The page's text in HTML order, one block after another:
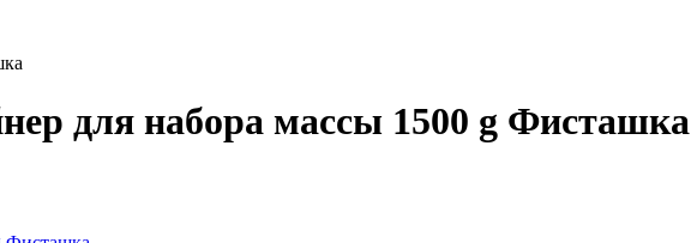
для набора массы 1500 g Фисташка